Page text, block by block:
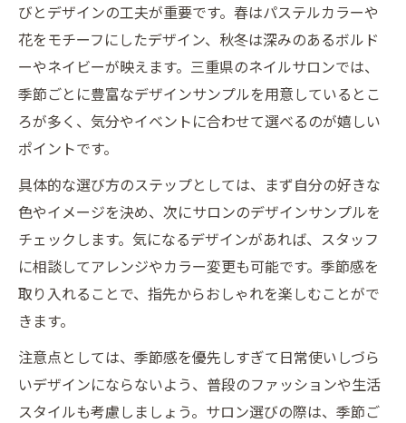
びとデザインの工夫が重要です。春はパステルカラーや
花をモチーフにしたデザイン、秋冬は深みのあるボルド
ーやネイビーが映えます。三重県のネイルサロンでは、
季節ごとに豊富なデザインサンプルを用意しているとこ
ろが多く、気分やイベントに合わせて選べるのが嬉しい
ポイントです。
具体的な選び方のステップとしては、まず自分の好きな
色やイメージを決め、次にサロンのデザインサンプルを
チェックします。気になるデザインがあれば、スタッフ
に相談してアレンジやカラー変更も可能です。季節感を
取り入れることで、指先からおしゃれを楽しむことがで
きます。
注意点としては、季節感を優先しすぎて日常使いしづら
いデザインにならないよう、普段のファッションや生活
スタイルも考慮しましょう。サロン選びの際は、季節ご